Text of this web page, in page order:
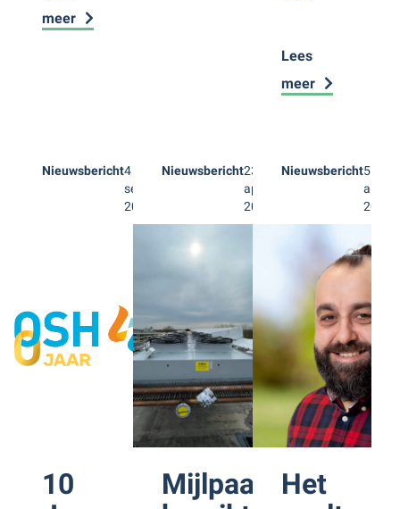
meer
Lees
meer
Nieuwsbericht4
september
2024
10
Nieuwsbericht23
april
2024
Mijlpaal
Nieuwsbericht5
april
2024
Het